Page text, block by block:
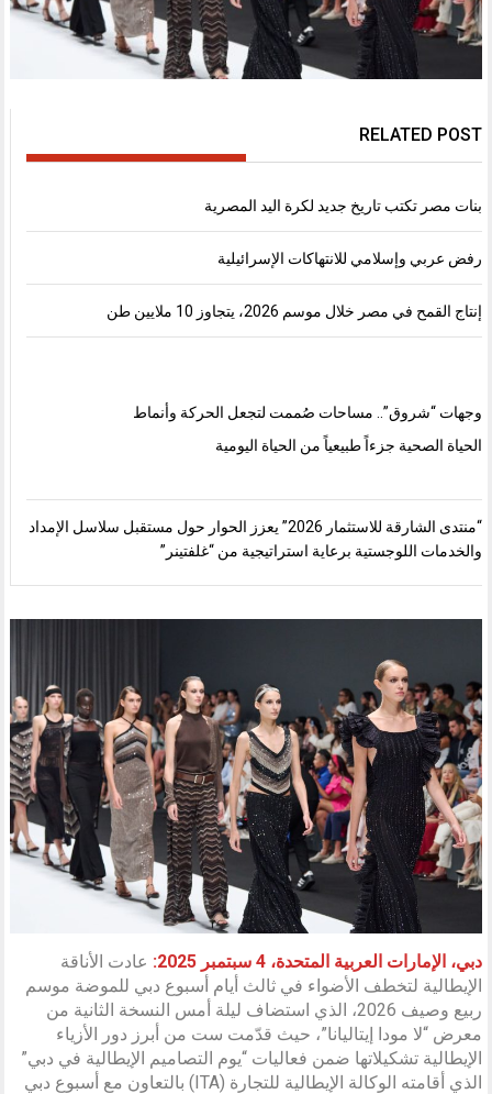
RELATED POST
بنات مصر تكتب تاريخ جديد لكرة اليد المصرية
رفض عربي وإسلامي للانتهاكات الإسرائيلية
إنتاج القمح في مصر خلال موسم 2026، يتجاوز 10 ملايين طن
وجهات “شروق”.. مساحات صُممت لتجعل الحركة وأنماط
الحياة الصحية جزءاً طبيعياً من الحياة اليومية
“منتدى الشارقة للاستثمار 2026” يعزز الحوار حول مستقبل سلاسل الإمداد
والخدمات اللوجستية برعاية استراتيجية من “غلفتينر”
دبي، الإمارات العربية المتحدة، 4 سبتمبر 2025:
عادت الأناقة
الإيطالية لتخطف الأضواء في ثالث أيام أسبوع دبي للموضة موسم
ربيع وصيف 2026، الذي استضاف ليلة أمس النسخة الثانية من
معرض “لا مودا إيتاليانا”، حيث قدّمت ست من أبرز دور الأزياء
الإيطالية تشكيلاتها ضمن فعاليات “يوم التصاميم الإيطالية في دبي”
الذي أقامته الوكالة الإيطالية للتجارة (ITA) بالتعاون مع أسبوع دبي